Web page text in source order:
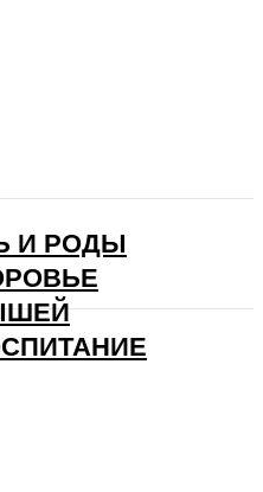
И РОДЫ